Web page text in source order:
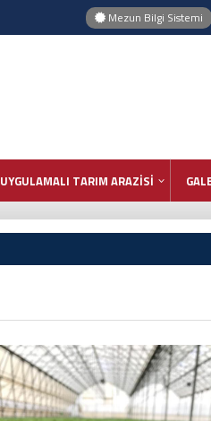
Mezun Bilgi Sistemi
UYGULAMALI TARIM ARAZİSİ